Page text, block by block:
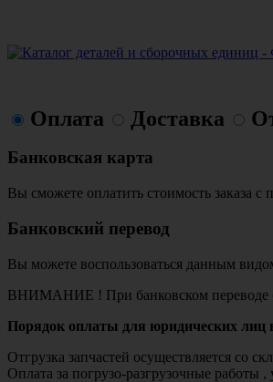
Оплата Доставка
Банковская карта
Вы сможете оплатить стоимость заказа
Банковский перевод
Вы можете воспользоваться данным
ВНИМАНИЕ ! При банковском переводе
Порядок оплаты для юридических лиц
Отгрузка запчастей осуществляется
Оплата за погрузо-разгрузочные работы